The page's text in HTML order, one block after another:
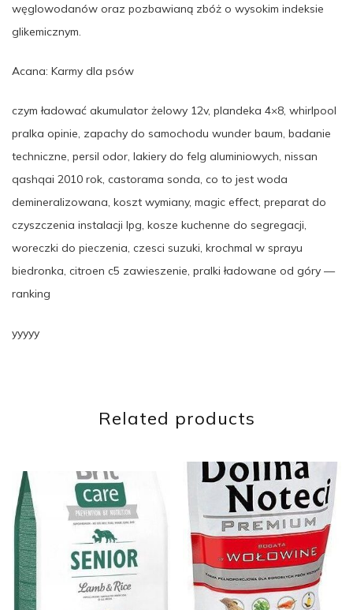
węglowodanów oraz pozbawianą zbóż o wysokim indeksie
glikemicznym.
Acana: Karmy dla psów
czym ładować akumulator żelowy 12v, plandeka 4×8, whirlpool
pralka opinie, zapachy do samochodu wunder baum, badanie
techniczne, persil odor, lakiery do felg aluminiowych, nissan
qashqai 2010 rok, castorama sonda, co to jest woda
demineralizowana, koszt wymiany, magic effect, preparat do
czyszczenia instalacji lpg, kosze kuchenne do segregacji,
woreczki do pieczenia, czesci suzuki, krochmal w sprayu
biedronka, citroen c5 zawieszenie, pralki ładowane od góry —
ranking
yyyyy
Related products